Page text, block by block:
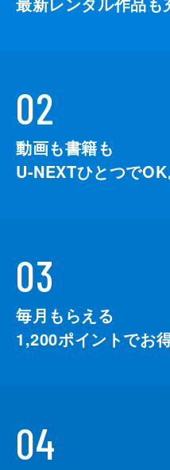
02
動画も書籍も
U-NEXTひとつでOK
03
毎月もらえる
1,200ポイントでお得
04